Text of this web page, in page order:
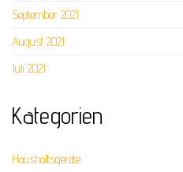
September 2021
August 2021
Juli 2021
Kategorien
Haushaltsgeräte